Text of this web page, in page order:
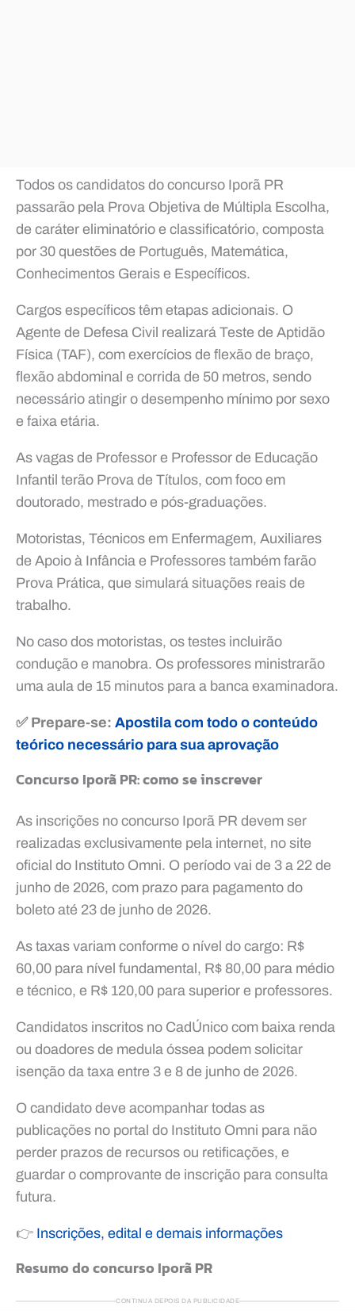
Todos os candidatos do concurso Iporã PR
passarão pela Prova Objetiva de Múltipla Escolha,
de caráter eliminatório e classificatório, composta
por 30 questões de Português, Matemática,
Conhecimentos Gerais e Específicos.
Cargos específicos têm etapas adicionais. O
Agente de Defesa Civil realizará Teste de Aptidão
Física (TAF), com exercícios de flexão de braço,
flexão abdominal e corrida de 50 metros, sendo
necessário atingir o desempenho mínimo por sexo
e faixa etária.
As vagas de Professor e Professor de Educação
Infantil terão Prova de Títulos, com foco em
doutorado, mestrado e pós-graduações.
Motoristas, Técnicos em Enfermagem, Auxiliares
de Apoio à Infância e Professores também farão
Prova Prática, que simulará situações reais de
trabalho.
No caso dos motoristas, os testes incluirão
condução e manobra. Os professores ministrarão
uma aula de 15 minutos para a banca examinadora.
✅ Prepare-se: Apostila com todo o conteúdo
teórico necessário para sua aprovação
Concurso Iporã PR: como se inscrever
As inscrições no concurso Iporã PR devem ser
realizadas exclusivamente pela internet, no site
oficial do Instituto Omni. O período vai de 3 a 22 de
junho de 2026, com prazo para pagamento do
boleto até 23 de junho de 2026.
As taxas variam conforme o nível do cargo: R$
60,00 para nível fundamental, R$ 80,00 para médio
e técnico, e R$ 120,00 para superior e professores.
Candidatos inscritos no CadÚnico com baixa renda
ou doadores de medula óssea podem solicitar
isenção da taxa entre 3 e 8 de junho de 2026.
O candidato deve acompanhar todas as
publicações no portal do Instituto Omni para não
perder prazos de recursos ou retificações, e
guardar o comprovante de inscrição para consulta
futura.
👉 Inscrições, edital e demais informações
Resumo do concurso Iporã PR
CONTINUA DEPOIS DA PUBLICIDADE